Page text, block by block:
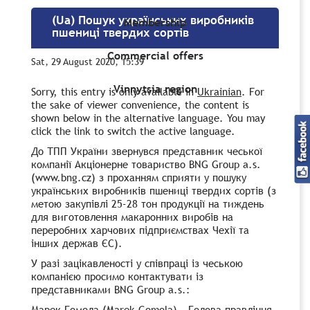
Membership
Commercial offers
Vinnytsia region
(Ua) Пошук українських виробників
пшениці твердих сортів
Sat, 29 August 2020, 15:39
Sorry, this entry is only available inUkrainian. For
the sake of viewer convenience, the content is
shown below in the alternative language. You may
click the link to switch the active language.
До ТПП України звернувся представник чеської
компанії Акціонерне товариство BNG Group a.s.
(www.bng.cz) з проханням сприяти у пошуку
українських виробників пшениці твердих сортів (з
метою закупівлі 25-28 тон продукції на тиждень
для виготовлення макаронних виробів на
переробних харчових підприємствах Чехії та
інших держав ЄС).
У разі зацікавленості у співпраці із чеською
компанією просимо контактувати із
представниками BNG Group a.s.: